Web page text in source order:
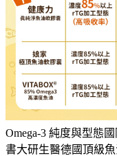
Omega-3 純度與型態
書大研生醫德國頂級